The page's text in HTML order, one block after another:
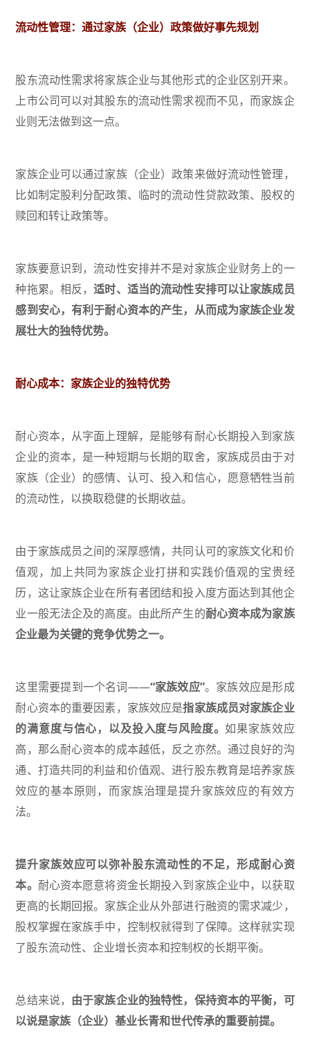
流动性管理：通过家族（企业）政策做好事先规划
股东流动性需求将家族企业与其他形式的企业区别开来。
上市公司可以对其股东的流动性需求视而不见，而家族企
业则无法做到这一点。
家族企业可以通过家族（企业）政策来做好流动性管理，
比如制定股利分配政策、临时的流动性贷款政策、股权的
赎回和转让政策等。
家族要意识到，流动性安排并不是对家族企业财务上的一
种拖累。相反，适时、适当的流动性安排可以让家族成员
感到安心，有利于耐心资本的产生，从而成为家族企业发
展壮大的独特优势。
耐心成本：家族企业的独特优势
耐心资本，从字面上理解，是能够有耐心长期投入到家族
企业的资本，是一种短期与长期的取舍，家族成员由于对
家族（企业）的感情、认可、投入和信心，愿意牺牲当前
的流动性，以换取稳健的长期收益。
由于家族成员之间的深厚感情，共同认可的家族文化和价
值观，加上共同为家族企业打拼和实践价值观的宝贵经
历，这让家族企业在所有者团结和投入度方面达到其他企
业一般无法企及的高度。由此所产生的耐心资本成为家族
企业最为关键的竞争优势之一。
这里需要提到一个名词——“家族效应”。家族效应是形成
耐心资本的重要因素，家族效应是指家族成员对家族企业
的满意度与信心，以及投入度与风险度。如果家族效应
高，那么耐心资本的成本越低，反之亦然。通过良好的沟
通、打造共同的利益和价值观、进行股东教育是培养家族
效应的基本原则，而家族治理是提升家族效应的有效方
法。
提升家族效应可以弥补股东流动性的不足，形成耐心资
本。 耐心资本愿意将资金长期投入到家族企业中，以获取
更高的长期回报。家族企业从外部进行融资的需求减少，
股权掌握在家族手中，控制权就得到了保障。这样就实现
了股东流动性、企业增长资本和控制权的长期平衡。
总结来说， 由于家族企业的独特性，保持资本的平衡，可
以说是家族（企业）基业长青和世代传承的重要前提。